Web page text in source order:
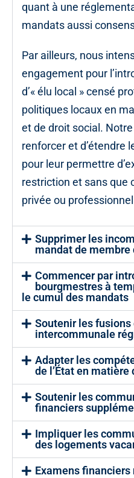
quant à une
mandats aussi
Par ailleurs, nous
engagement pour
d’« élu local » censé
politiques locaux en
et de droit social.
renforcer et d’étendre
pour leur permettre
restriction et sans que
privée ou
Supprimer les
mandat de membre
Commencer par
bourgmestres à
le cumul des mandats
Soutenir les
intercommunale
Adapter les
de l’État en matière
Soutenir les
financiers
Impliquer les
des logements
Examens